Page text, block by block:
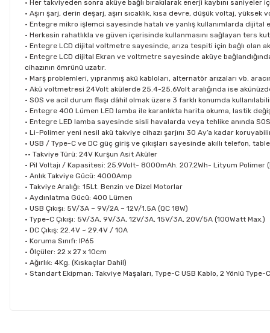
• Her takviyeden sonra aküye bağlı bırakılarak enerji kaybını
• Aşırı şarj, derin deşarj, aşırı sıcaklık, kısa devre, düşük voltaj,
• Entegre mikro işlemci sayesinde hatalı ve yanlış kullanımlarda
• Herkesin rahatlıkla ve güven içerisinde kullanmasını sağlayan ters
• Entegre LCD dijital voltmetre sayesinde, arıza tespiti için bağlı olan
• Entegre LCD dijital Ekran ve voltmetre sayesinde aküye
cihazının ömrünü uzatır.
• Marş problemleri, yıpranmış akü kabloları, alternatör arızaları vb.
• Akü voltmetresi 24Volt akülerde 25.4-25.6Volt aralığında ise
• SOS ve acil durum flaşı dâhil olmak üzere 3 farklı konumda
• Entegre 400 Lümen LED lamba ile karanlıkta harita okuma, lastik
• Entegre LED lamba sayesinde sisli havalarda veya tehlike anında SOS
• Li-Polimer yeni nesil akü takviye cihazı şarjını 30 Ay’a kadar
• USB / Type-C ve DC güç giriş ve çıkışları sayesinde akıllı telefon,
•• Takviye Türü: 24V Kurşun Asit Aküler
• Pil Voltajı / Kapasitesi: 25.9Volt- 8000mAh. 207.2Wh- Lityum Polimer
• Anlık Takviye Gücü: 4000Amp
• Takviye Aralığı: 15Lt. Benzin ve Dizel Motorlar
• Aydınlatma Gücü: 400 Lümen
• USB Çıkışı: 5V/3A – 9V/2A – 12V/1.5A (QC 18W)
• Type-C Çıkışı: 5V/3A, 9V/3A, 12V/3A, 15V/3A, 20V/5A (100Watt Max.)
• DC Çıkış: 22.4V ~ 29.4V / 10A
• Koruma Sınıfı: IP65
• Ölçüler: 22 x 27 x 10cm
• Ağırlık: 4Kg. (Kıskaçlar Dahil)
• Standart Ekipman: Takviye Maşaları, Type-C USB Kablo, 2 Yönlü Type-